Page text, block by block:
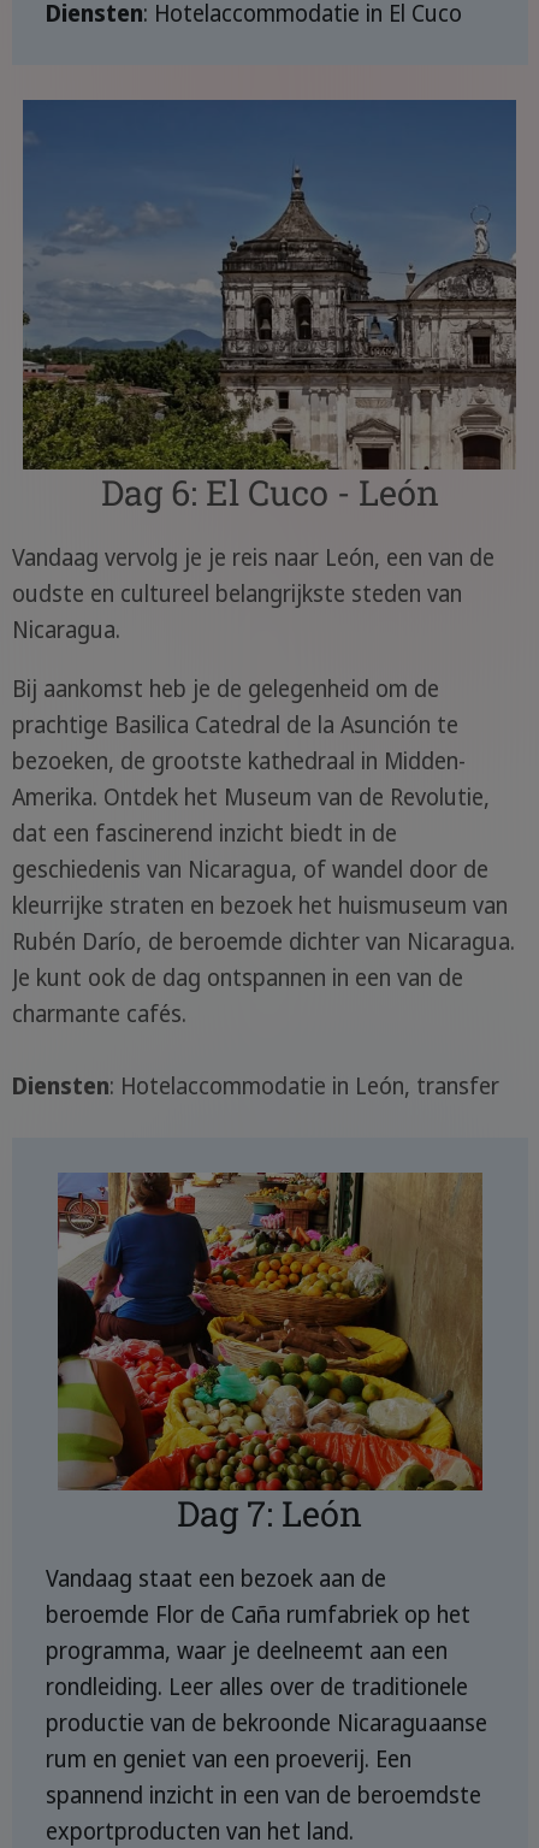
Diensten: Hotelaccommodatie in El Cuco
Dag 6: El Cuco - León
Vandaag vervolg je je reis naar León, een van de
oudste en cultureel belangrijkste steden van
Nicaragua.
Bij aankomst heb je de gelegenheid om de
prachtige Basilica Catedral de la Asunción te
bezoeken, de grootste kathedraal in Midden-
Amerika. Ontdek het Museum van de Revolutie,
dat een fascinerend inzicht biedt in de
geschiedenis van Nicaragua, of wandel door de
kleurrijke straten en bezoek het huismuseum van
Rubén Darío, de beroemde dichter van Nicaragua.
Je kunt ook de dag ontspannen in een van de
charmante cafés.
Diensten: Hotelaccommodatie in León, transfer
Dag 7: León
Vandaag staat een bezoek aan de
beroemde Flor de Caña rumfabriek op het
programma, waar je deelneemt aan een
rondleiding. Leer alles over de traditionele
productie van de bekroonde Nicaraguaanse
rum en geniet van een proeverij. Een
spannend inzicht in een van de beroemdste
exportproducten van het land.